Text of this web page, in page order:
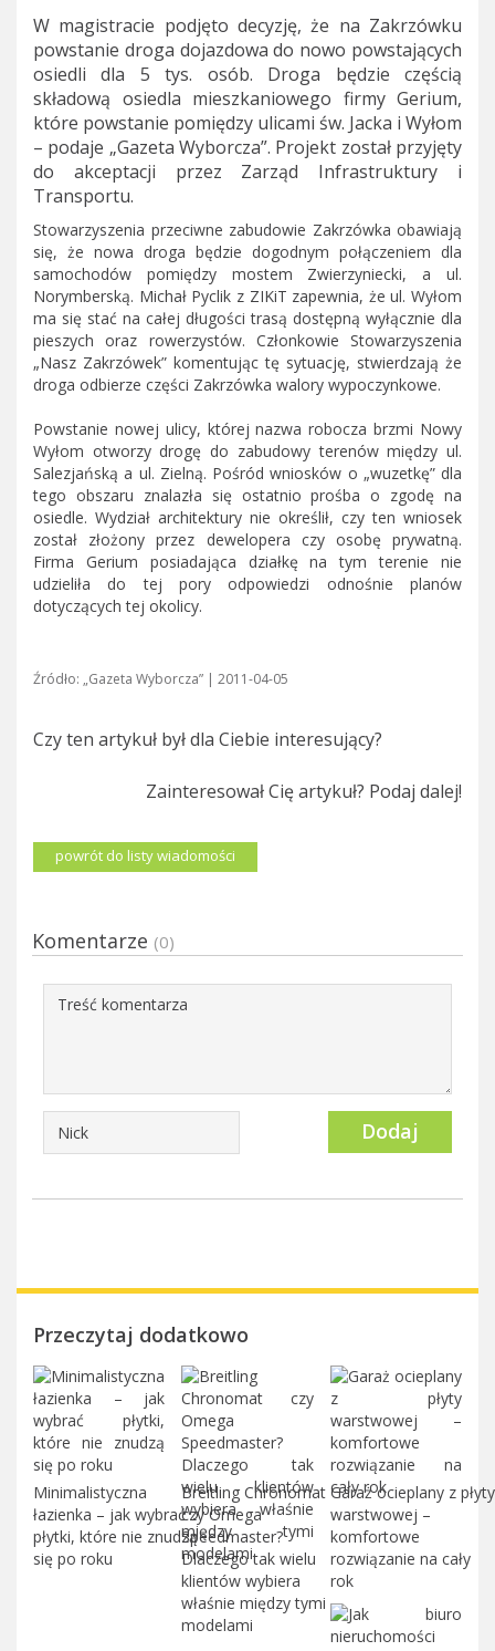
W magistracie podjęto decyzję, że na Zakrzówku
powstanie droga dojazdowa do nowo powstających
osiedli dla 5 tys. osób. Droga będzie częścią
składową osiedla mieszkaniowego firmy Gerium,
które powstanie pomiędzy ulicami św. Jacka i Wyłom
– podaje „Gazeta Wyborcza”. Projekt został przyjęty
do akceptacji przez Zarząd Infrastruktury i
Transportu.
Stowarzyszenia przeciwne zabudowie Zakrzówka obawiają
się, że nowa droga będzie dogodnym połączeniem dla
samochodów pomiędzy mostem Zwierzyniecki, a ul.
Norymberską. Michał Pyclik z ZIKiT zapewnia, że ul. Wyłom
ma się stać na całej długości trasą dostępną wyłącznie dla
pieszych oraz rowerzystów. Członkowie Stowarzyszenia
„Nasz Zakrzówek” komentując tę sytuację, stwierdzają że
droga odbierze części Zakrzówka walory wypoczynkowe.
Powstanie nowej ulicy, której nazwa robocza brzmi Nowy
Wyłom otworzy drogę do zabudowy terenów między ul.
Salezjańską a ul. Zielną. Pośród wniosków o „wuzetkę” dla
tego obszaru znalazła się ostatnio prośba o zgodę na
osiedle. Wydział architektury nie określił, czy ten wniosek
został złożony przez dewelopera czy osobę prywatną.
Firma Gerium posiadająca działkę na tym terenie nie
udzieliła do tej pory odpowiedzi odnośnie planów
dotyczących tej okolicy.
Źródło: „Gazeta Wyborcza” | 2011-04-05
Czy ten artykuł był dla Ciebie interesujący?
Zainteresował Cię artykuł? Podaj dalej!
powrót do listy wiadomości
Komentarze (0)
Dodaj
Przeczytaj dodatkowo
Minimalistyczna
łazienka – jak wybrać
płytki, które nie znudzą
się po roku
Breitling Chronomat
czy Omega
Speedmaster?
Dlaczego tak wielu
klientów wybiera
właśnie między tymi
modelami
Garaż ocieplany z płyty
warstwowej –
komfortowe
rozwiązanie na cały
rok